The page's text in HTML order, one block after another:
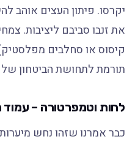
יקרסו. פיתון העצים אוהב
את זנבו סביבם ליציבות.
קיסוס או סחלבים
תורמת לתחושת הביטחון
לחות וטמפרטורה –
כבר אמרנו שזהו נחש